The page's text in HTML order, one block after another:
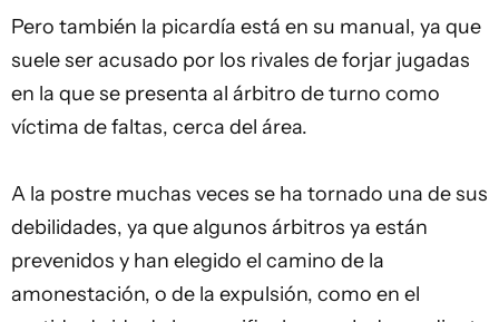
Pero también la picardía está en su manual, ya que
suele ser acusado por los rivales de forjar jugadas
en la que se presenta al árbitro de turno como
víctima de faltas, cerca del área.
A la postre muchas veces se ha tornado una de sus
debilidades, ya que algunos árbitros ya están
prevenidos y han elegido el camino de la
amonestación, o de la expulsión, como en el